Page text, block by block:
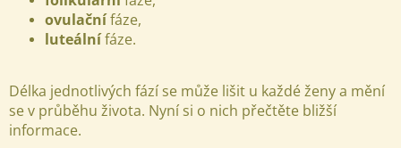
ovulačnífáze,
luteálnífáze.
Délka jednotlivých fází se může lišit u každé ženy a mění
se v průběhu života. Nyní si o nich přečtěte bližší
informace.